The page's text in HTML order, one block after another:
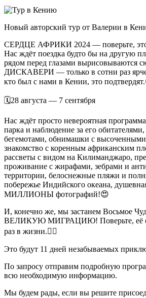
Новый авторский тур от Валерии в
СЕРДЦЕ АФРИКИ 2024 — поверьте, это
Нас ждёт поездка будто бы на другую
рядом перед глазами вырисовываются
ДИСКАВЕРИ — только в сотни раз
кто был с нами в Кении, это
🗓28 августа — 7 сентября
Нас ждёт просто невероятная
парка и наблюдение за его
бегемотами, обнимашки с
знакомство с коренным африканским
рассветы с видом на Килиманджаро,
проживание с жирафами, зебрами и
территории, белоснежные пляжи и
побережье Индийского океана,
МИЛЛИОНЫ фотографий!😍
И, конечно же, мы застанем Восьмое
ВЕЛИКУЮ МИГРАЦИЮ! Поверьте, её
раз в жизни.❤️‍🔥
Это будут 11 дней незабываемых
По запросу отправим подробную
всю необходимую информацию.
Мы будем рады, если вы решите